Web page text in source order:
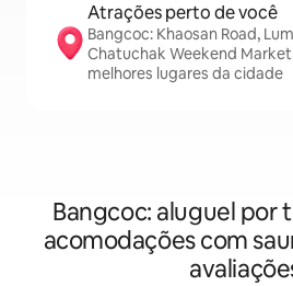
Atrações perto de você
Bangcoc: Khaosan Road,
Chatuchak Weekend
melhores lugares da cidade
Bangcoc: aluguel por
acomodações com